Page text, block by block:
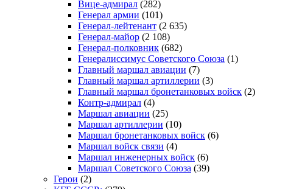
Вице-адмирал (282)
Генерал армии (101)
Генерал-лейтенант (2 635)
Генерал-майор (2 108)
Генерал-полковник (682)
Генералиссимус Советского Союза (1)
Главный маршал авиации (7)
Главный маршал артиллерии (3)
Главный маршал бронетанковых войск (2)
Контр-адмирал (4)
Маршал авиации (25)
Маршал артиллерии (10)
Маршал бронетанковых войск (6)
Маршал войск связи (4)
Маршал инженерных войск (6)
Маршал Советского Союза (39)
Герои (2)